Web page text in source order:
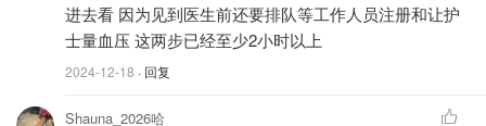
伯戈因来自新斯科舍省，他不仅才华横溢，精通法语，擅长
钢琴演奏和烹饪，还曾战胜过酗酒和毒瘾的困扰。10月12
日，他刚刚庆祝自己**“戒毒六周年”** 的成就。
进去看 因为见到医生前还要排队等工作人员注册和让护
士量血压 这两步已经至少2小时以上
2024-12-18 · 回复
Shauna_2026哈